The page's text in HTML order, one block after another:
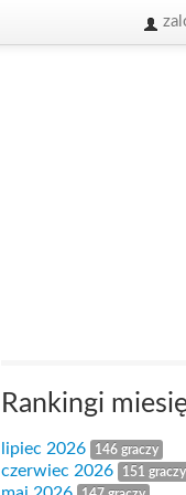
Rankingi
lipiec 2026 146 graczy
czerwiec 2026 151 graczy